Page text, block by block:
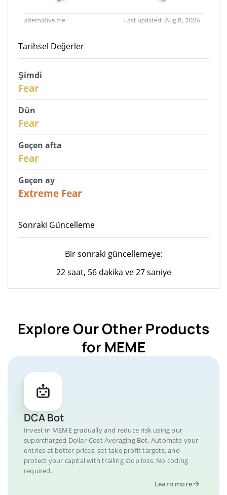
Tarihsel Değerler
Şimdi
Fear
Dün
Fear
Geçen afta
Fear
Geçen ay
Extreme Fear
Sonraki Güncelleme
Bir sonraki güncellemeye:
22 saat, 56 dakika ve 27 saniye
Explore Our Other Products
for MEME
DCA Bot
Invest in MEME gradually and reduce risk using our
supercharged Dollar-Cost Averaging Bot. Automate your
entries at better prices, set take profit targets, and
protect your capital with trailing stop loss. No coding
required.
Learn more